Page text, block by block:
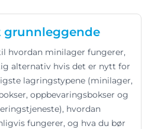
grunnleggende
hvordan minilager fungerer,
alternativ hvis det er nytt for
lagringstypene (minilager,
oppbevaringsbokser og
hvordan
fungerer, og hva du bør